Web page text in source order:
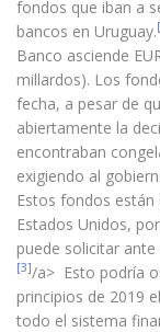
fondos que iban a
bancos en Uruguay.
Banco asciende
millardos). Los
fecha, a pesar de
abiertamente la
encontraban
exigiendo al
Estos fondos
Estados Unidos,
puede solicitar
[3]/a> Esto podría
principios de 2019
todo el sistema